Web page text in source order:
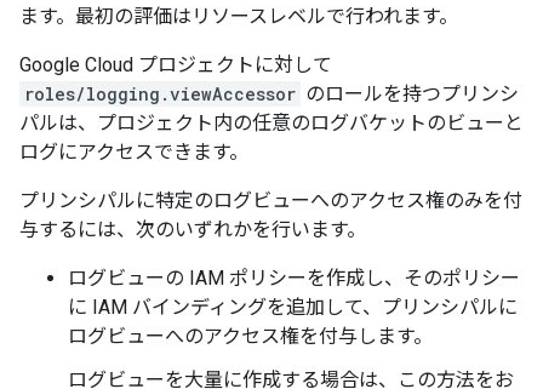
ます。最初の評価はリソースレベルで行われます。
Google Cloud プロジェクトに対して
roles/logging.viewAccessor のロールを持つプリンシ
パルは、プロジェクト内の任意のログバケットのビューと
ログにアクセスできます。
プリンシパルに特定のログビューへのアクセス権のみを付
与するには、次のいずれかを行います。
ログビューの IAM ポリシーを作成し、そのポリシー
に IAM バインディングを追加して、プリンシパルに
ログビューへのアクセス権を付与します。
ログビューを大量に作成する場合は、この方法をお